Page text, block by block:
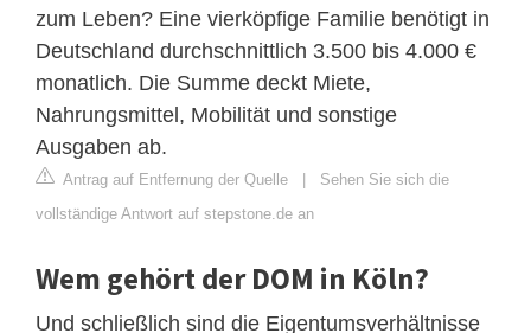
zum Leben? Eine vierköpfige Familie benötigt in
Deutschland durchschnittlich 3.500 bis 4.000 €
monatlich. Die Summe deckt Miete,
Nahrungsmittel, Mobilität und sonstige
Ausgaben ab.
Antrag auf Entfernung der Quelle | Sehen Sie sich die
vollständige Antwort auf stepstone.de an
Wem gehört der DOM in Köln?
Und schließlich sind die Eigentumsverhältnisse